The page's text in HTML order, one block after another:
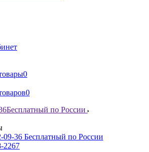
0
0
Бесплатный по России
09-36 Бесплатный по России
2267